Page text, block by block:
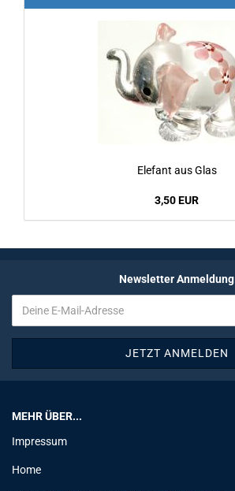
Ele­fant aus Glas
3,50 EUR
Newsletter Anmeldung
MEHR ÜBER...
Impressum
Home